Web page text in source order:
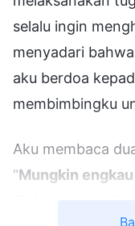
selalu ingin
menyadari
aku berdoa
membimbingku
Aku membaca
"Mungkin